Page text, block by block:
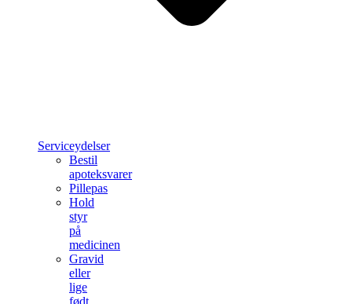
Serviceydelser
Bestil
apoteksvarer
Pillepas
Hold
styr
på
medicinen
Gravid
eller
lige
født